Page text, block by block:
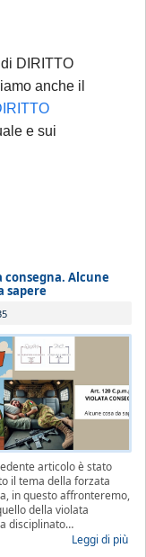
DIRITTO
anche il
e sui
consegna. Alcune
sapere
articolo è stato
il tema della forzata
in questo affronteremo,
della violata
disciplinato…
Leggi di più